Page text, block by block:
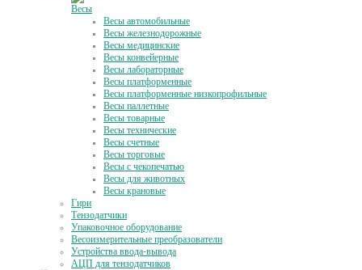
Весы
Весы автомобильные
Весы железнодорожные
Весы медицинские
Весы конвейерные
Весы лабораторные
Весы платформенные
Весы платформенные низкопрофильные
Весы паллетные
Весы товарные
Весы технические
Весы счетные
Весы торговые
Весы с чекопечатью
Весы для животных
Весы крановые
Гири
Тензодатчики
Упаковочное оборудование
Весоизмерительные преобразователи
Устройства ввода-вывода
АЦП для тензодатчиков